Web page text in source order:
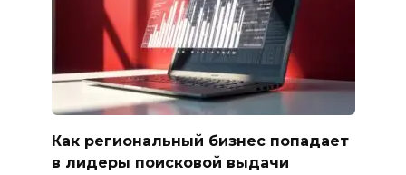
Как региональный бизнес попадает
в лидеры поисковой выдачи